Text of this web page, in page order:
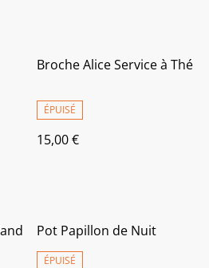
Broche Alice Service à Thé
ÉPUISÉ
15,00 €
Pot Papillon de Nuit
ÉPUISÉ